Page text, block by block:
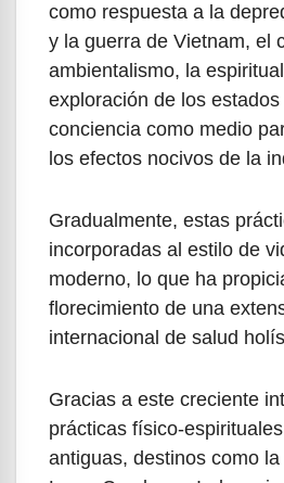
como respuesta a la
y la guerra de Vietnam, el
ambientalismo, la
exploración de los
conciencia como medio
los efectos nocivos de la
Gradualmente, estas
incorporadas al estilo de
moderno, lo que ha
florecimiento de una
internacional de salud
Gracias a este creciente
prácticas físico-
antiguas, destinos como